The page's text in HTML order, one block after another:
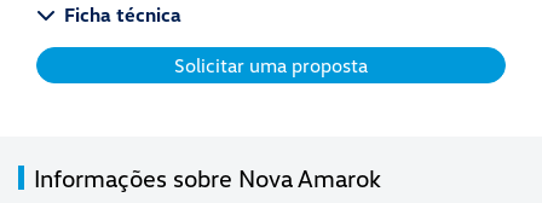
Ficha técnica
Solicitar uma proposta
Informações sobre Nova Amarok